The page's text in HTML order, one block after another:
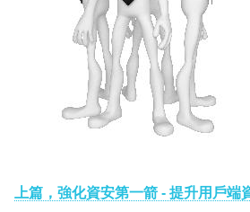
上篇，強化資安第一箭 - 提升用戶端